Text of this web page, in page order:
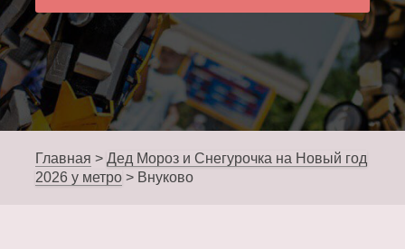
Главная > Дед Мороз и Снегурочка на Новый год
2026 у метро > Внуково